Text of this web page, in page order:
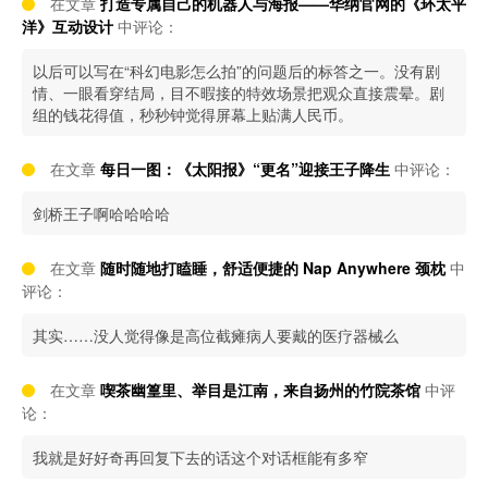
洋》互动设计 中评论：
以后可以写在“科幻电影怎么拍”的问题后的标答之一。没有剧
情、一眼看穿结局，目不暇接的特效场景把观众直接震晕。剧
组的钱花得值，秒秒钟觉得屏幕上贴满人民币。
在文章 每日一图：《太阳报》“更名”迎接王子降生 中评论：
剑桥王子啊哈哈哈哈
在文章 随时随地打瞌睡，舒适便捷的 Nap Anywhere 颈枕中
评论：
其实……没人觉得像是高位截瘫病人要戴的医疗器械么
在文章 喫茶幽篁里、举目是江南，来自扬州的竹院茶馆 中评
论：
我就是好好奇再回复下去的话这个对话框能有多窄